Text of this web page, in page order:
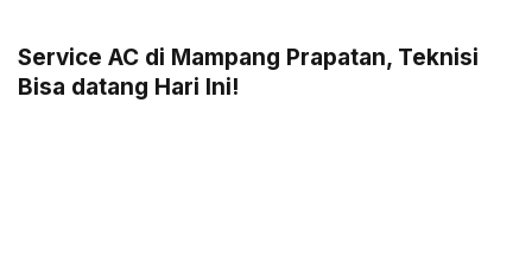
Service AC di Mampang Prapatan, Teknisi
Bisa datang Hari Ini!